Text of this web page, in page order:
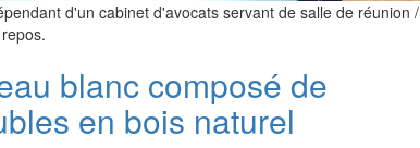
d'un cabinet d'avocats servant de salle de réunion /
blanc composé de
en bois naturel